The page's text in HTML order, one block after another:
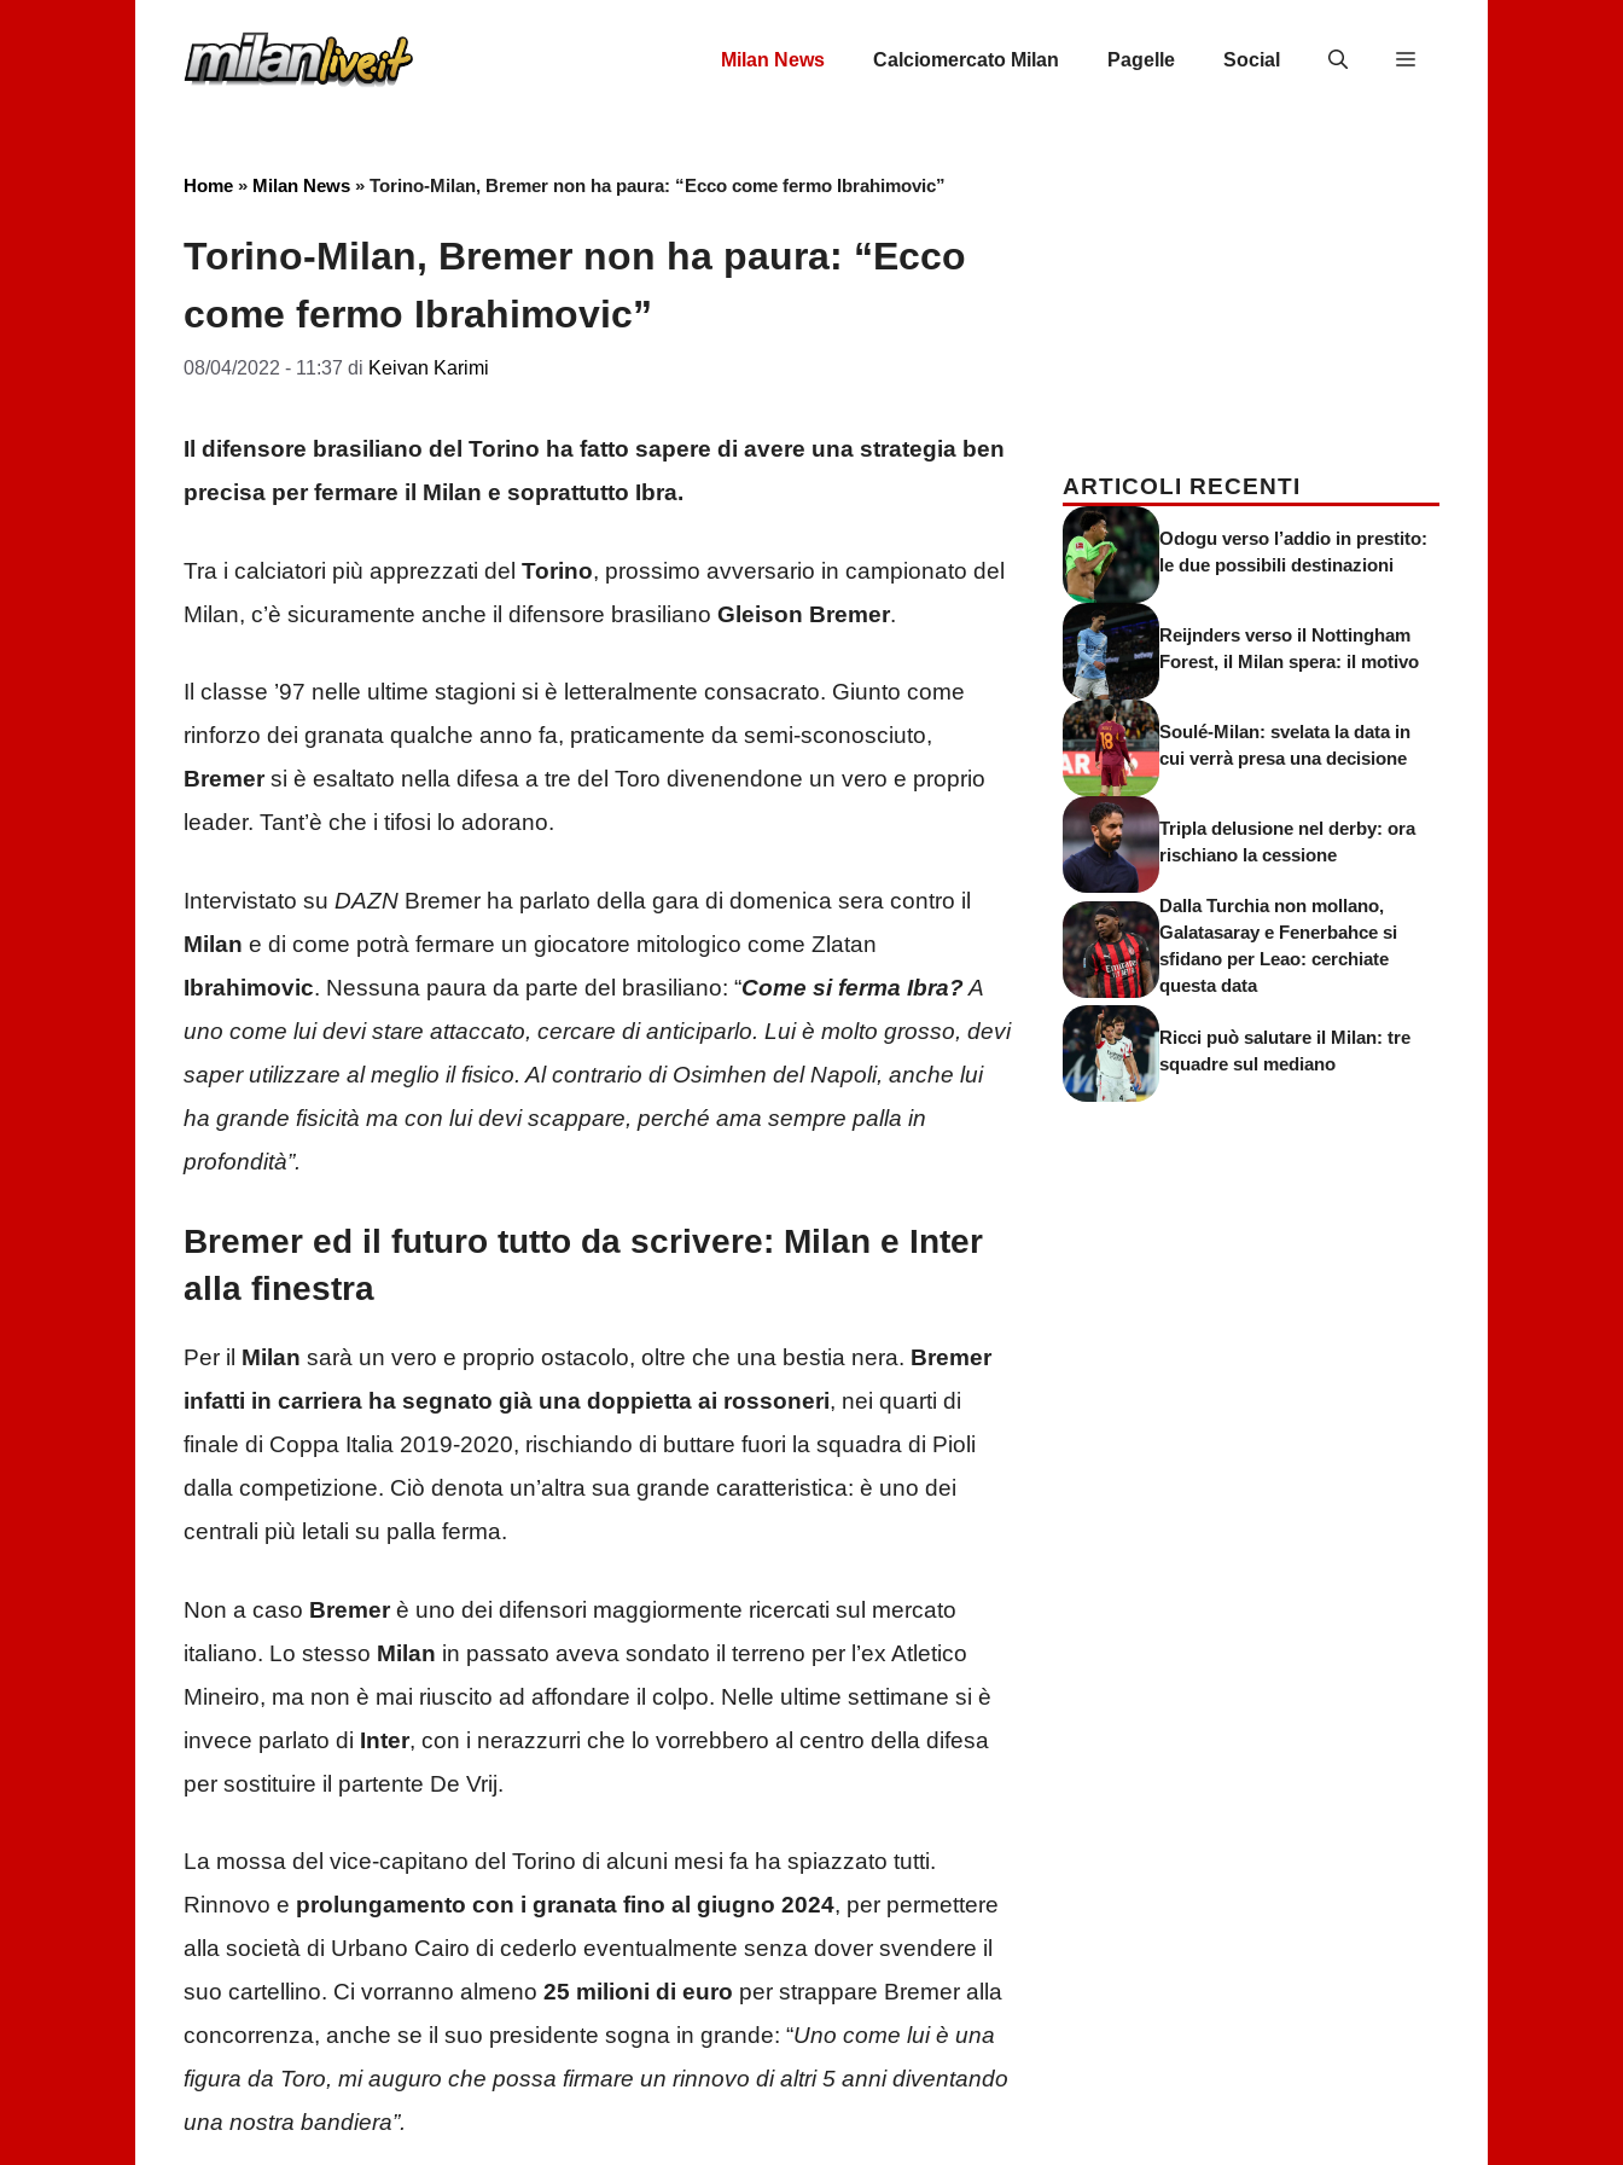
Milan News Calciomercato Milan Pagelle Social
Home » Milan News » Torino-Milan, Bremer non ha paura: “Ecco come fermo Ibrahimovic”
Torino-Milan, Bremer non ha paura: “Ecco
come fermo Ibrahimovic”
08/04/2022 - 11:37 di Keivan Karimi
Il difensore brasiliano del Torino ha fatto sapere di avere una strategia ben
precisa per fermare il Milan e soprattutto Ibra.
Tra i calciatori più apprezzati del Torino, prossimo avversario in campionato del
Milan, c’è sicuramente anche il difensore brasiliano Gleison Bremer.
Il classe ’97 nelle ultime stagioni si è letteralmente consacrato. Giunto come
rinforzo dei granata qualche anno fa, praticamente da semi-sconosciuto,
Bremersi è esaltato nella difesa a tre del Toro divenendone un vero e proprio
leader. Tant’è che i tifosi lo adorano.
Intervistato su DAZN Bremer ha parlato della gara di domenica sera contro il
Milan e di come potrà fermare un giocatore mitologico come Zlatan
Ibrahimovic. Nessuna paura da parte del brasiliano: “Come si ferma Ibra?A
uno come lui devi stare attaccato, cercare di anticiparlo. Lui è molto grosso, devi
saper utilizzare al meglio il fisico. Al contrario di Osimhen del Napoli, anche lui
ha grande fisicità ma con lui devi scappare, perché ama sempre palla in
profondità”.
Bremer ed il futuro tutto da scrivere: Milan e Inter
alla finestra
Per il Milan sarà un vero e proprio ostacolo, oltre che una bestia nera. Bremer
infatti in carriera ha segnato già una doppietta ai rossoneri, nei quarti di
finale di Coppa Italia 2019-2020, rischiando di buttare fuori la squadra di Pioli
dalla competizione. Ciò denota un’altra sua grande caratteristica: è uno dei
centrali più letali su palla ferma.
Non a caso Bremerè uno dei difensori maggiormente ricercati sul mercato
italiano. Lo stesso Milan in passato aveva sondato il terreno per l’ex Atletico
Mineiro, ma non è mai riuscito ad affondare il colpo. Nelle ultime settimane si è
invece parlato di Inter, con i nerazzurri che lo vorrebbero al centro della difesa
per sostituire il partente De Vrij.
La mossa del vice-capitano del Torino di alcuni mesi fa ha spiazzato tutti.
Rinnovo e prolungamento con i granata fino al giugno 2024, per permettere
alla società di Urbano Cairo di cederlo eventualmente senza dover svendere il
suo cartellino. Ci vorranno almeno 25 milioni di euro per strappare Bremer alla
concorrenza, anche se il suo presidente sogna in grande: “Uno come lui è una
figura da Toro, mi auguro che possa firmare un rinnovo di altri 5 anni diventando
una nostra bandiera”.
ARTICOLI RECENTI
Odogu verso l’addio in prestito:
le due possibili destinazioni
Reijnders verso il Nottingham
Forest, il Milan spera: il motivo
Soulé-Milan: svelata la data in
cui verrà presa una decisione
Tripla delusione nel derby: ora
rischiano la cessione
Dalla Turchia non mollano,
Galatasaray e Fenerbahce si
sfidano per Leao: cerchiate
questa data
Ricci può salutare il Milan: tre
squadre sul mediano